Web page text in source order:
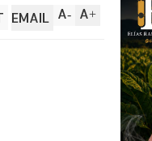
A+
A-
EMAIL